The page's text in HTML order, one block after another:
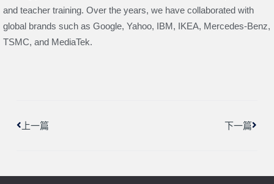
and teacher training. Over the years, we have collaborated with
global brands such as Google, Yahoo, IBM, IKEA, Mercedes-Benz,
TSMC, and MediaTek.
上一篇 下一篇